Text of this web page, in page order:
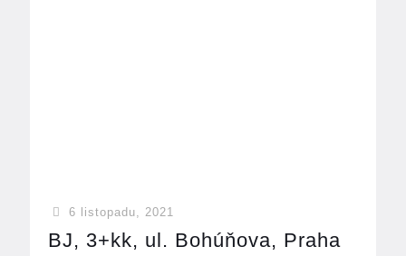
6 listopadu, 2021
BJ, 3+kk, ul. Bohúňova, Praha